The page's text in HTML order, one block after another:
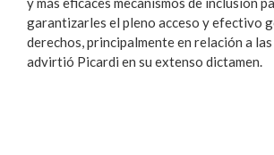
garantizarles el pleno acceso y efectivo
derechos, principalmente en relación a las
advirtió Picardi en su extenso dictamen.